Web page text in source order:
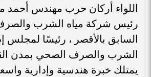
اللواء أركان حرب مهندس
رئيس شركة مياه الشرب
السابق بالأقصر ، رئيسًا لمجلس
الشرب والصرف الصحي بمدن
يمتلك خبرة هندسية وإدارية